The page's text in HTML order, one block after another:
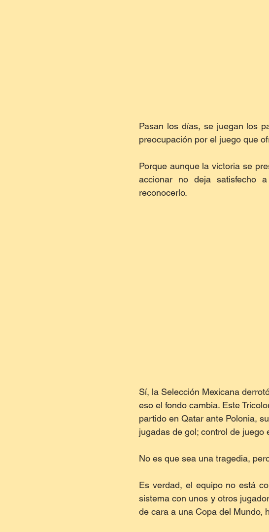
Pasan los días, se juegan los
preocupación por el juego que
Porque aunque la victoria se
accionar no deja satisfecho
reconocerlo.
Sí, la Selección Mexicana
eso el fondo cambia. Este
partido en Qatar ante Polonia,
jugadas de gol; control de juego
No es que sea una tragedia,
Es verdad, el equipo no está
sistema con unos y otros
de cara a una Copa del Mundo,